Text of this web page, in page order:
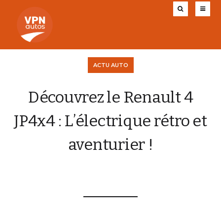
ACTU AUTO
Découvrez le Renault 4
JP4x4 : L’électrique rétro et
aventurier !